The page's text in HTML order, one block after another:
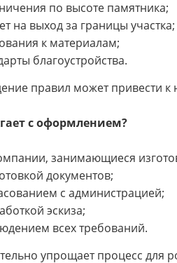
по высоте памятника;
на выход за границы участка;
к материалам;
благоустройства.
правил может привести
с оформлением?
занимающиеся
документов;
с администрацией;
эскиза;
всех требований.
упрощает процесс для